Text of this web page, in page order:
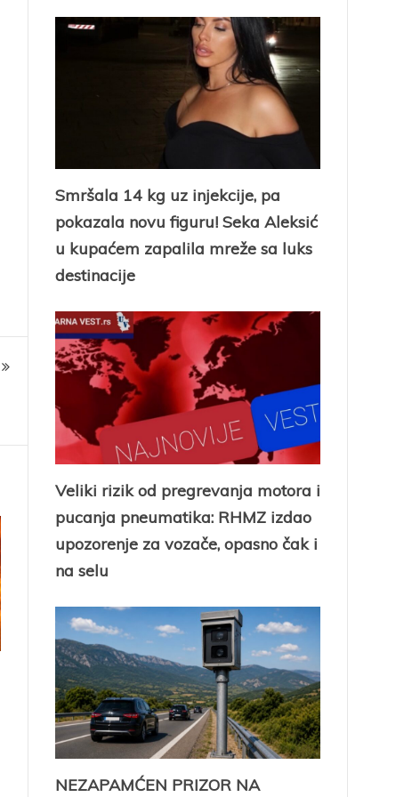
Smršala 14 kg uz injekcije, pa
pokazala novu figuru! Seka Aleksić
u kupaćem zapalila mreže sa luks
destinacije
Veliki rizik od pregrevanja motora i
pucanja pneumatika: RHMZ izdao
upozorenje za vozače, opasno čak i
na selu
NEZAPAMĆEN PRIZOR NA